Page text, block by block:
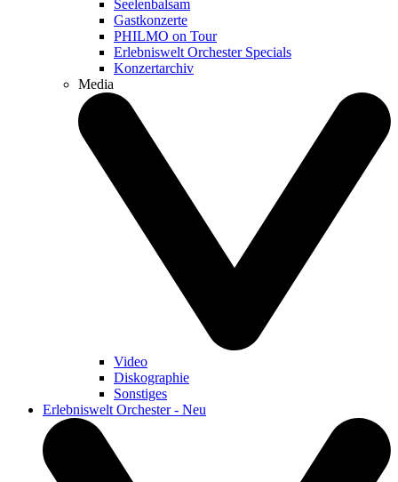
Seelenbalsam
Gastkonzerte
PHILMO on Tour
Erlebniswelt Orchester Specials
Konzertarchiv
Media
Video
Diskographie
Sonstiges
Erlebniswelt Orchester - Neu